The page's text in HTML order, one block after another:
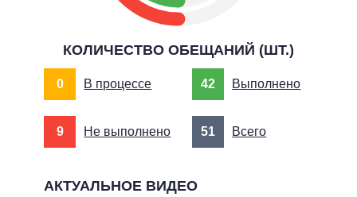
КОЛИЧЕСТВО ОБЕЩАНИЙ (ШТ.)
0 В процессе 42 Выполнено
9 Не выполнено 51 Всего
АКТУАЛЬНОЕ ВИДЕО